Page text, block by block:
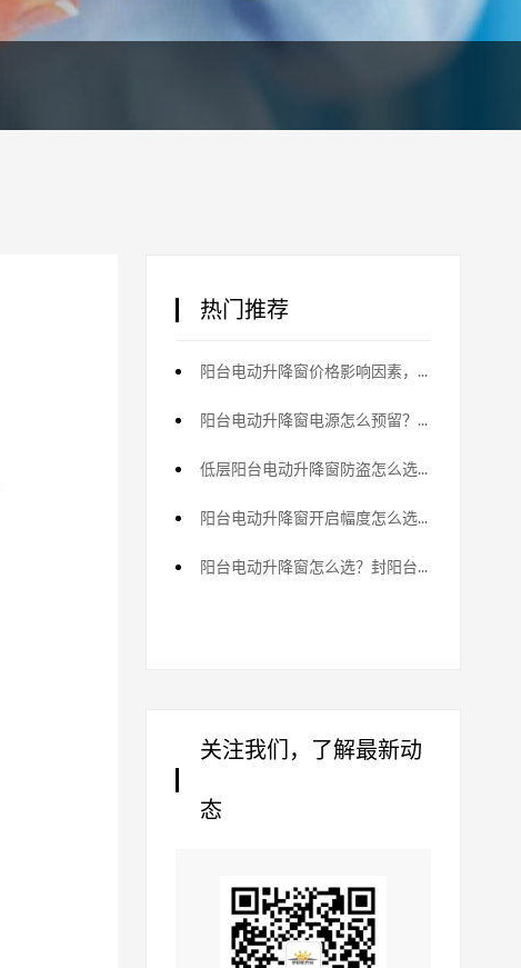
热门推荐
阳台电动升降窗价格影响因素，配置差价明细
阳台电动升降窗电源怎么预留？布线与改造
低层阳台电动升降窗防盗怎么选？防护配置
阳台电动升降窗开启幅度怎么选？通风安全平衡
阳台电动升降窗怎么选？封阳台主流方案
关注我们，了解最新动
态